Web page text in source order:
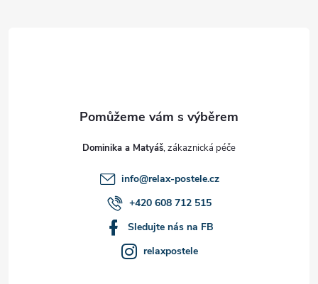
Dominika a Matyáš
info@relax-postele.cz
+420 608 712 515
Sledujte nás na FB
relaxpostele